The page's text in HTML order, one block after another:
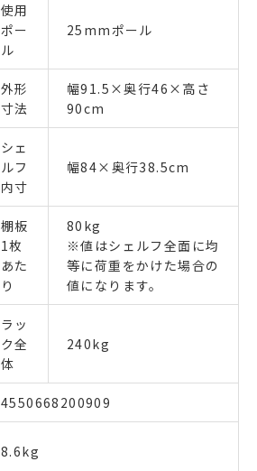
使用
ポー
ル
25mmポール
外形
寸法
幅91.5×奥行46×高さ
90cm
シェ
ルフ
内寸
幅84×奥行38.5cm
棚板
1枚
あた
り
80kg
※値はシェルフ全面に均
等に荷重をかけた場合の
値になります。
ラッ
ク全
体
240kg
4550668200909
8.6kg